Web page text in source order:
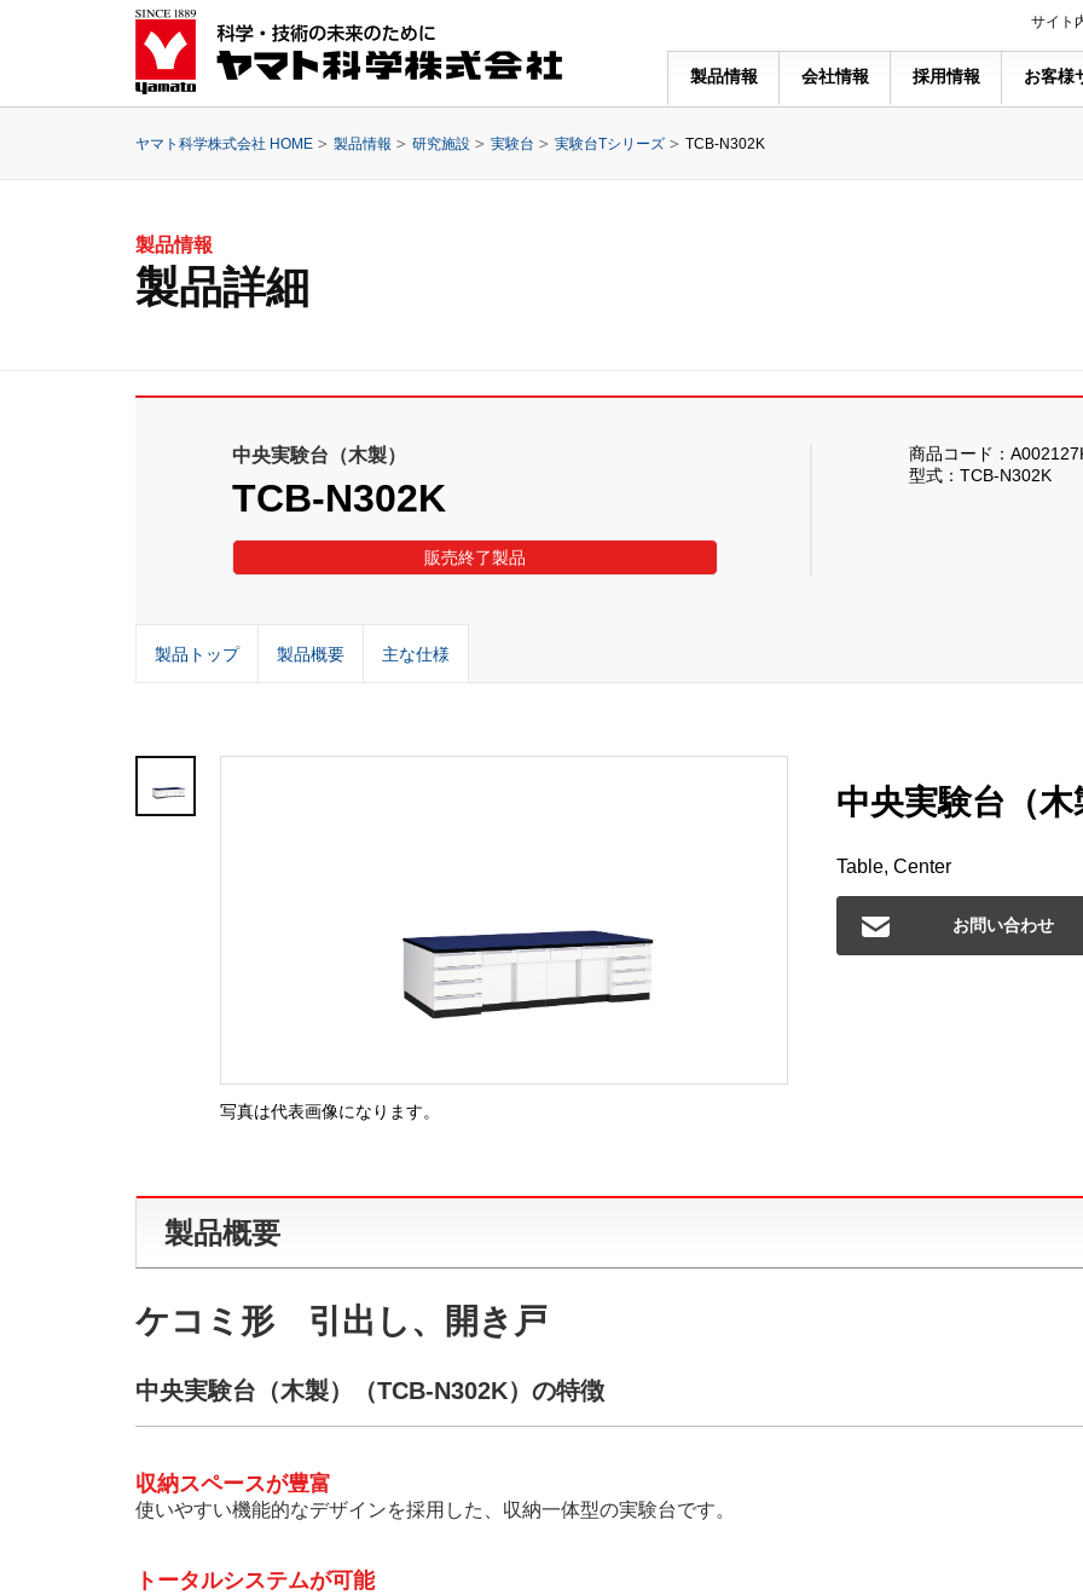
サイト
製品情報 会社情報 採用情報 お客様
ヤマト科学株式会社 HOME 製品情報 研究施設 実験台 実験台Tシリーズ TCB-N302K
製品情報
製品詳細
中央実験台（木製）
TCB-N302K
販売終了製品
商品コード：
型式：TCB-N302K
製品トップ 製品概要 主な仕様
写真は代表画像になります。
中央実験台（木
Table, Center
お問い合わせ
製品概要
ケコミ形 引出し、開き戸
中央実験台（木製）（TCB-N302K）の特徴
収納スペースが豊富
使いやすい機能的なデザインを採用した、収納一体型の実験台です。
トータルシステムが可能